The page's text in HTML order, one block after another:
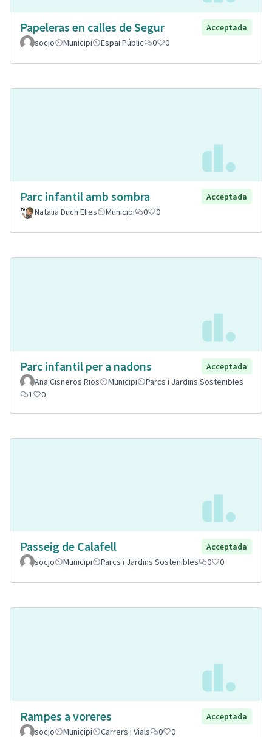
Papeleras en calles de Segur
Acceptada
socjo
Municipi Espai Públic 0 0
Parc infantil amb sombra
Acceptada
Natalia Duch Elies
Municipi 0 0
Parc infantil per a nadons
Acceptada
Ana Cisneros Rios
Municipi
Parcs i Jardins Sostenibles
1
0
Passeig de Calafell
Acceptada
socjo
Municipi Parcs i Jardins Sostenibles 0 0
Rampes a voreres
Acceptada
socjo
Municipi Carrers i Vials 0 0